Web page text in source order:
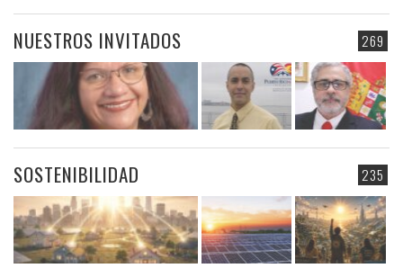
269
NUESTROS INVITADOS
235
SOSTENIBILIDAD